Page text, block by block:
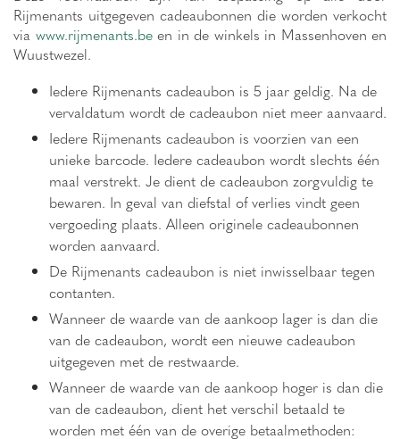
Rijmenants uitgegeven cadeaubonnen die worden verkocht
via www.rijmenants.been in de winkels in Massenhoven en
Wuustwezel.
Iedere Rijmenants cadeaubon is 5 jaar geldig. Na de
vervaldatum wordt de cadeaubon niet meer aanvaard.
Iedere Rijmenants cadeaubon is voorzien van een
unieke barcode. Iedere cadeaubon wordt slechts één
maal verstrekt. Je dient de cadeaubon zorgvuldig te
bewaren. In geval van diefstal of verlies vindt geen
vergoeding plaats. Alleen originele cadeaubonnen
worden aanvaard.
De Rijmenants cadeaubon is niet inwisselbaar tegen
contanten.
Wanneer de waarde van de aankoop lager is dan die
van de cadeaubon, wordt een nieuwe cadeaubon
uitgegeven met de restwaarde.
Wanneer de waarde van de aankoop hoger is dan die
van de cadeaubon, dient het verschil betaald te
worden met één van de overige betaalmethoden: